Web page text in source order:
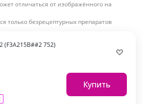
отличаться от изображённого на
только безрецептурных препаратов
(F3A215B##2 752)
Купить